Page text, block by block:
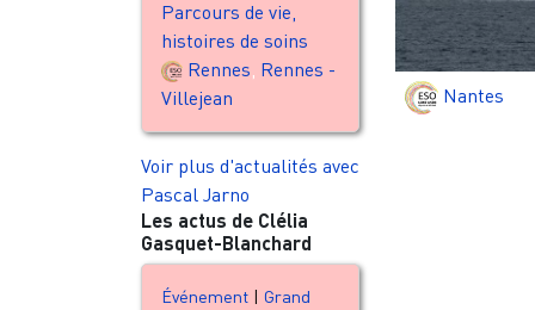
Parcours de vie,
histoires de soins
Rennes, Rennes -
Villejean
Voir plus d'actualités avec
Pascal Jarno
Les actus de Clélia
Gasquet-Blanchard
Événement | Grand
Nantes